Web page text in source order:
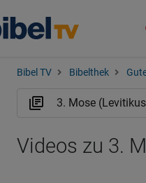
Bibel TV Bibelthek
Videos zu 3.